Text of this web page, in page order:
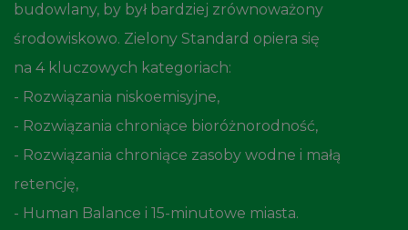
budowlany, by był bardziej zrównoważony
środowiskowo. Zielony Standard opiera się
na 4 kluczowych kategoriach:
- Rozwiązania niskoemisyjne,
- Rozwiązania chroniące bioróżnorodność,
- Rozwiązania chroniące zasoby wodne i małą
retencję,
- Human Balance i 15-minutowe miasta.